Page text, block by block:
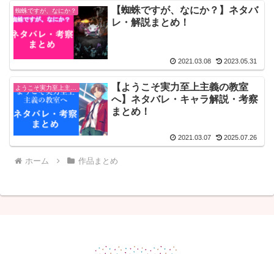
蜘蛛ですが、なにか？
【蜘蛛ですが、なにか？】ネタバ
レ・解説まとめ！
2021.03.08 2023.05.31
【ようこそ実力至上主義の教室
へ】ネタバレ・キャラ解説・考察
まとめ！
2021.03.07 2025.07.26
ホーム 作品まとめ